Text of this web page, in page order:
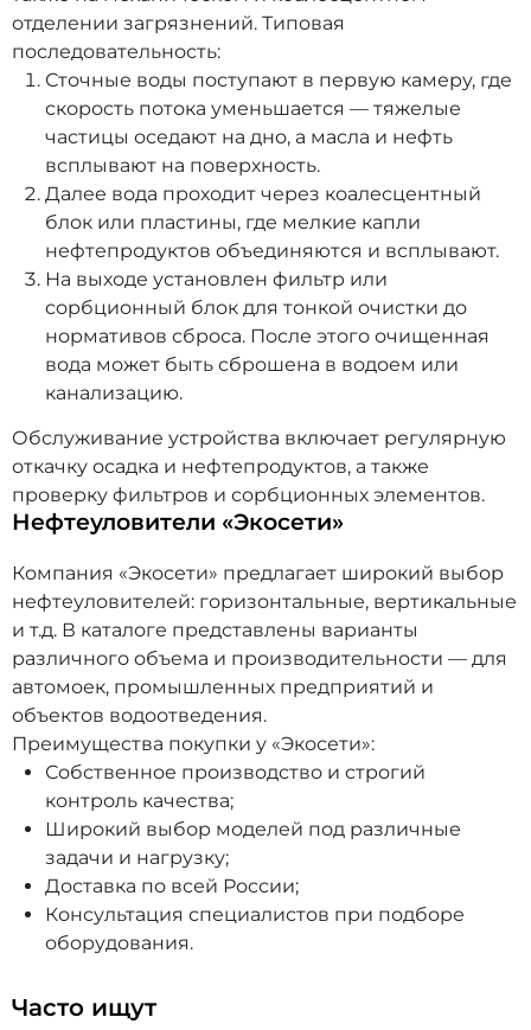
отделении загрязнений. Типовая
последовательность:
Сточные воды поступают в первую камеру, где
скорость потока уменьшается — тяжелые
частицы оседают на дно, а масла и нефть
всплывают на поверхность.
Далее вода проходит через коалесцентный
блок или пластины, где мелкие капли
нефтепродуктов объединяются и всплывают.
На выходе установлен фильтр или
сорбционный блок для тонкой очистки до
нормативов сброса. После этого очищенная
вода может быть сброшена в водоем или
канализацию.
Обслуживание устройства включает регулярную
откачку осадка и нефтепродуктов, а также
проверку фильтров и сорбционных элементов.
Нефтеуловители «Экосети»
Компания «Экосети» предлагает широкий выбор
нефтеуловителей: горизонтальные, вертикальные
и т.д. В каталоге представлены варианты
различного объема и производительности — для
автомоек, промышленных предприятий и
объектов водоотведения.
Преимущества покупки у «Экосети»:
Собственное производство и строгий
контроль качества;
Широкий выбор моделей под различные
задачи и нагрузку;
Доставка по всей России;
Консультация специалистов при подборе
оборудования.
Часто ищут